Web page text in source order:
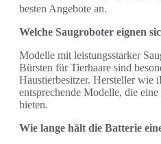
besten Angebote an.
Welche Saugroboter eignen
Modelle mit leistungsstarker
Bürsten für Tierhaare sind
Haustierbesitzer. Hersteller wie
entsprechende Modelle, die
bieten.
Wie lange hält die Batterie